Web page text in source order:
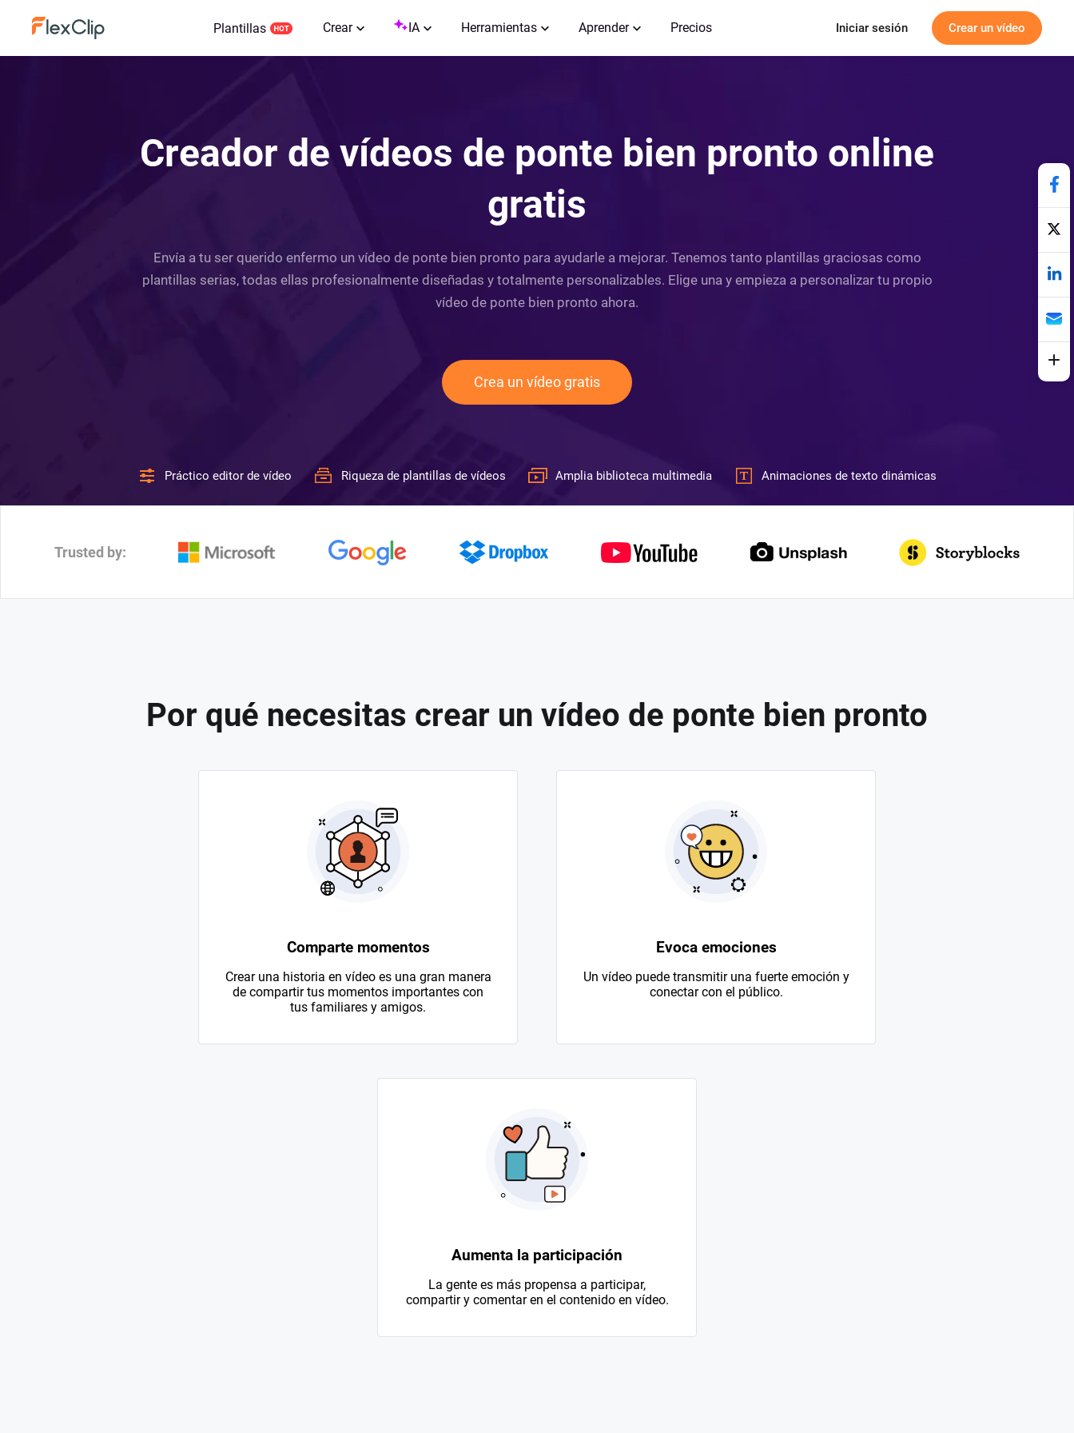
Plantillas Crear IA Herramientas Aprender Precios Iniciar sesión Crear un vídeo
Creador de vídeos de ponte bien pronto online
gratis
Envía a tu ser querido enfermo un vídeo de ponte bien pronto para ayudarle a mejorar. Tenemos tanto plantillas graciosas como
plantillas serias, todas ellas profesionalmente diseñadas y totalmente personalizables. Elige una y empieza a personalizar tu propio
vídeo de ponte bien pronto ahora.
Crea un vídeo gratis
Práctico editor de vídeo Riqueza de plantillas de vídeos Amplia biblioteca multimedia Animaciones de texto dinámicas
Trusted by:
Por qué necesitas crear un vídeo de ponte bien pronto
Comparte momentos
Crear una historia en vídeo es una gran manera
de compartir tus momentos importantes con
tus familiares y amigos.
Evoca emociones
Un vídeo puede transmitir una fuerte emoción y
conectar con el público.
Aumenta la participación
La gente es más propensa a participar,
compartir y comentar en el contenido en vídeo.